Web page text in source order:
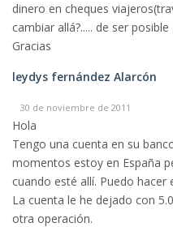
dinero en cheques
cambiar allá?..... de ser posible
Gracias
leydys fernández Alarcón
30 de noviembre de 2011
Hola
Tengo una cuenta en su
momentos estoy en España
cuando esté allí. Puedo hacer
La cuenta le he dejado con
otra operación.